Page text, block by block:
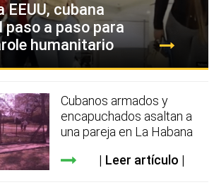
EEUU, cubana
paso a paso para
humanitario
Cubanos armados y
encapuchados asaltan a
una pareja en La Habana
Leer artículo